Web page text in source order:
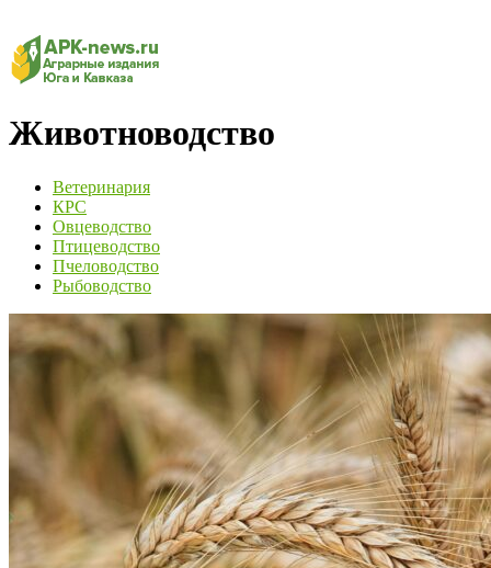
Животноводство
Ветеринария
КРС
Овцеводство
Птицеводство
Пчеловодство
Рыбоводство